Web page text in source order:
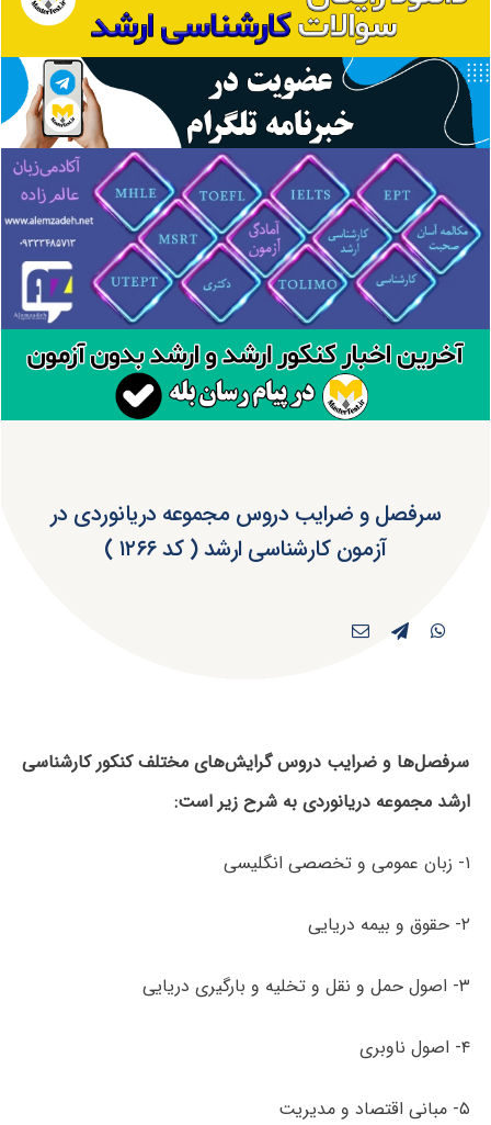
سرفصل و ضرایب دروس مجموعه دریانوردی در
آزمون کارشناسی ارشد ( کد ۱۲۶۶ )
سرفصل‌ها و ضرایب دروس گرایش‌های مختلف کنکور کارشناسی
ارشد مجموعه دریانوردی به شرح زیر است:
۱- زبان عمومی و تخصصی انگلیسی
۲- حقوق و بیمه دریایی
۳- اصول حمل و نقل و تخلیه و بارگیری دریایی
۴- اصول ناوبری
۵- مبانی اقتصاد و مدیریت